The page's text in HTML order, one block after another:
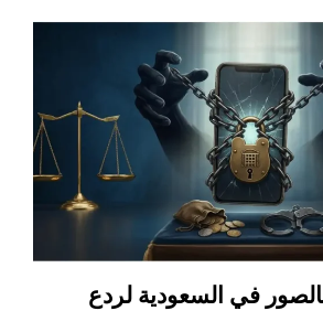
بالصور في السعودية لردع